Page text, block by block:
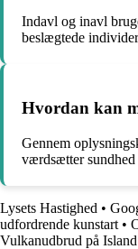
Indavl og inavl
beslægtede
Hvordan kan
Gennem
værdsætter
Lysets Hastighed •
udfordrende kunstart •
Vulkanudbrud på Island